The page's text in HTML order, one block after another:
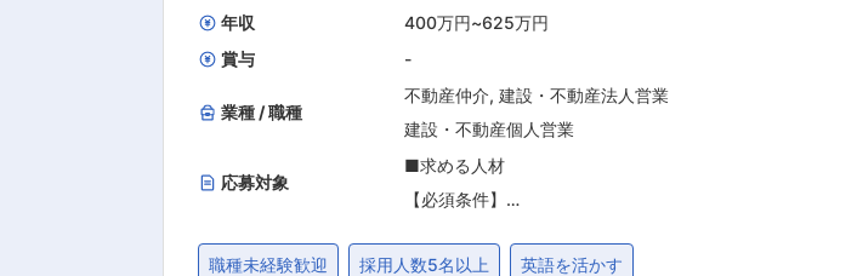
年収
400万円~625万円
賞与
-
業種 / 職種
不動産仲介, 建設・不動産法人営業
建設・不動産個人営業
応募対象
■求める人材
【必須条件】
職種未経験歓迎 採用人数5名以上 英語を活かす